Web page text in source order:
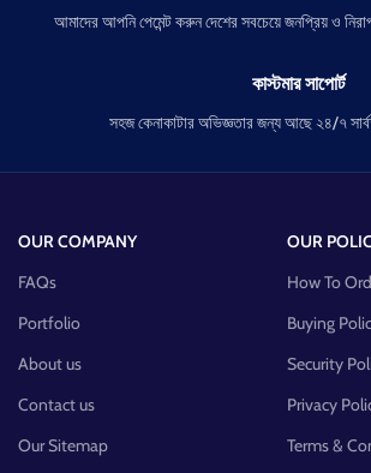
আমাদের আপনি পেমেন্ট করুন দেশের সবচেয়ে জনপ্রিয় ও
কাস্টমার সাপোর্ট
সহজ কেনাকাটার অভিজ্ঞতার জন্য আছে ২৪/৭
OUR COMPANY
FAQs
Portfolio
About us
Contact us
Our Sitemap
OUR
How To
Buying
Security
Privacy
Terms &